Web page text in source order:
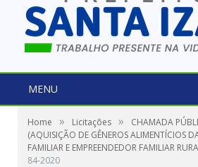
MENU
Home » Licitações »
CHAMADA
(AQUISIÇÃO DE GÊNEROS ALIMENTÍCIOS
FAMILIAR E EMPREENDEDOR FAMILIAR
84-2020